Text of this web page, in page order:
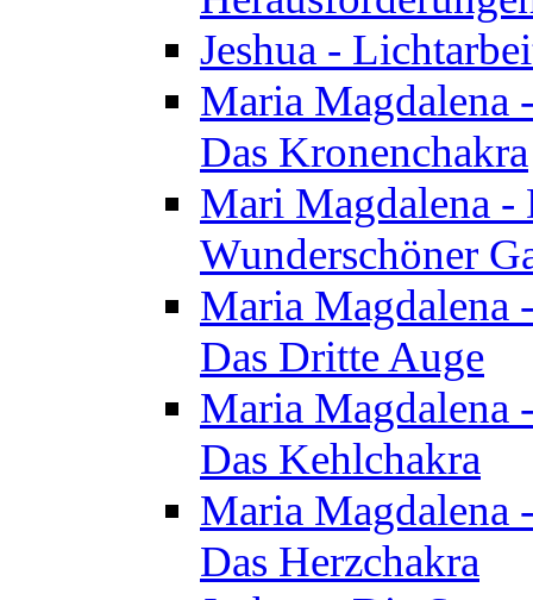
Jeshua -
Maria Magdalena
Das Kronenchakra
Mari Magdalena -
Wunderschöner
Maria Magdalena
Das Dritte Auge
Maria Magdalena
Das Kehlchakra
Maria Magdalena
Das Herzchakra